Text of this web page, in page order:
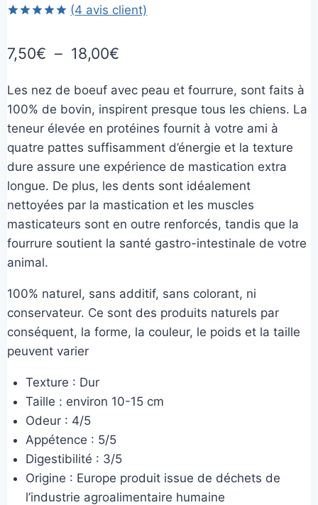
sur
notations
(4 avis client)
7,50€ – 18,00€
prix :
7,50€
à
18,00€
Les nez de boeuf avec peau et fourrure, sont faits à
100% de bovin, inspirent presque tous les chiens. La
teneur élevée en protéines fournit à votre ami à
quatre pattes suffisamment d’énergie et la texture
dure assure une expérience de mastication extra
longue. De plus, les dents sont idéalement
nettoyées par la mastication et les muscles
masticateurs sont en outre renforcés, tandis que la
fourrure soutient la santé gastro-intestinale de votre
animal.
100% naturel, sans additif, sans colorant, ni
conservateur. Ce sont des produits naturels par
conséquent, la forme, la couleur, le poids et la taille
peuvent varier
Texture : Dur
Taille : environ 10-15 cm
Odeur : 4/5
Appétence : 5/5
Digestibilité : 3/5
Origine : Europe produit issue de déchets de
l’industrie agroalimentaire humaine